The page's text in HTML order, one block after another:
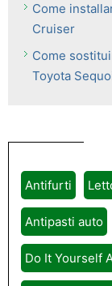
Come
Cruiser
Come
Toyota
Antifurti
Antipasti auto
Do It Yourself